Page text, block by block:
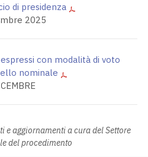
di presidenza
2025
con modalità di voto
nominale
e aggiornamenti a cura del Settore
del procedimento